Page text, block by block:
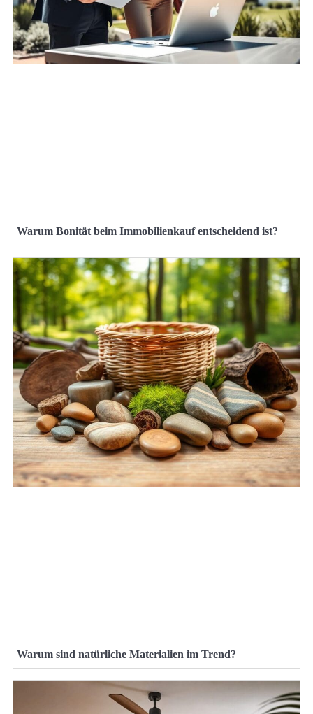
Warum Bonität beim Immobilienkauf entscheidend ist?
Warum sind natürliche Materialien im Trend?